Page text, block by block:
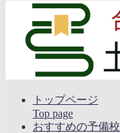
トップページ
Top page
おすすめの予備校